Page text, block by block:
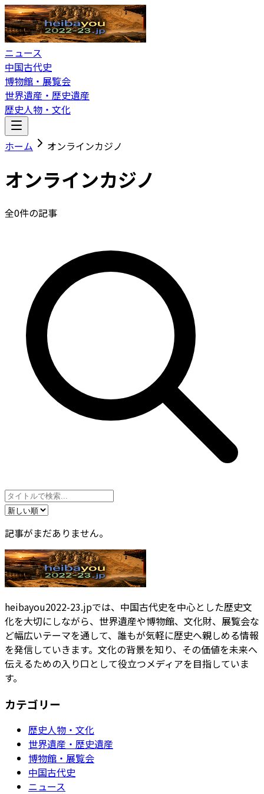
ニュース
中国古代史
博物館・展覧会
世界遺産・歴史遺産
歴史人物・文化
ホーム オンラインカジノ
オンラインカジノ
全0件の記事
記事がまだありません。
heibayou2022-23.jpでは、中国古代史を中心とした歴史文
化を大切にしながら、世界遺産や博物館、文化財、展覧会な
ど幅広いテーマを通して、誰もが気軽に歴史へ親しめる情報
を発信していきます。文化の背景を知り、その価値を未来へ
伝えるための入り口として役立つメディアを目指していま
す。
カテゴリー
歴史人物・文化
世界遺産・歴史遺産
博物館・展覧会
中国古代史
ニュース